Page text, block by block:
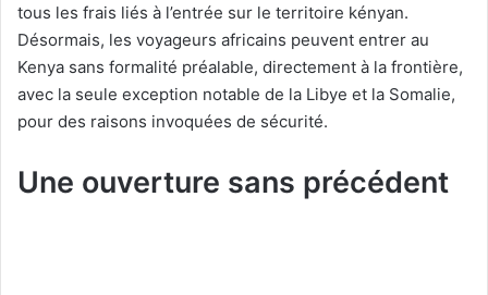
tous les frais liés à l’entrée sur le territoire kényan.
Désormais, les voyageurs africains peuvent entrer au
Kenya sans formalité préalable, directement à la frontière,
avec la seule exception notable de la Libye et la Somalie,
pour des raisons invoquées de sécurité.
Une ouverture sans précédent